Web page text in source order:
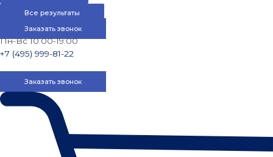
Все результаты
Заказать звонок
Пн-Вс 10:00-19:00
+7 (495) 999-81-22
Заказать звонок